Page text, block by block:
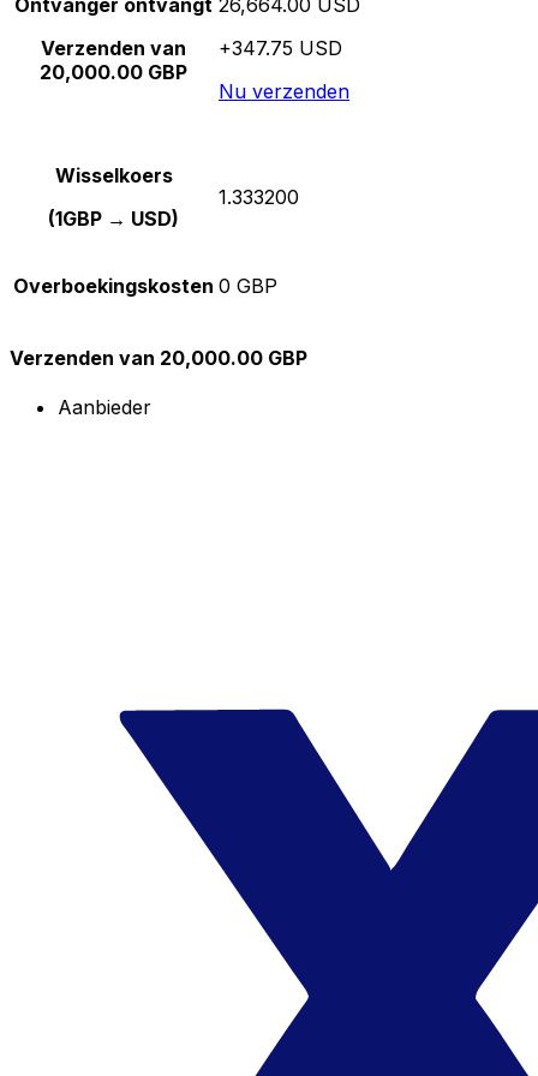
Verzenden van
20,000.00 GBP
+347.75 USD
Nu verzenden
Wisselkoers
(1GBP → USD)
1.333200
Overboekingskosten 0 GBP
Verzenden van 20,000.00 GBP
Aanbieder